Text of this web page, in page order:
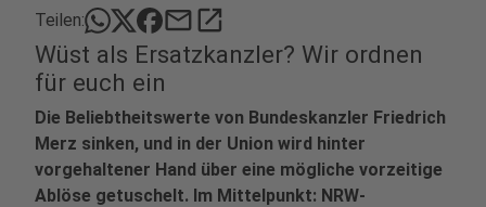
Teilen: mailopen_in_new
Wüst als Ersatzkanzler? Wir ordnen
für euch ein
Die Beliebtheitswerte von Bundeskanzler Friedrich
Merz sinken, und in der Union wird hinter
vorgehaltener Hand über eine mögliche vorzeitige
Ablöse getuschelt. Im Mittelpunkt: NRW-